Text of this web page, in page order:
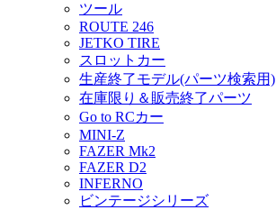
ツール
ROUTE 246
JETKO TIRE
スロットカー
生産終了モデル(パーツ検索用)
在庫限り＆販売終了パーツ
Go to RCカー
MINI-Z
FAZER Mk2
FAZER D2
INFERNO
ビンテージシリーズ